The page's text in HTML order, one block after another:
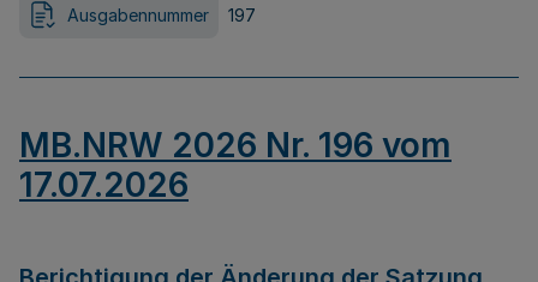
Ausgabennummer 197
MB.NRW 2026 Nr. 196 vom
17.07.2026